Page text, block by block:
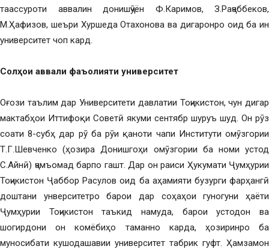
таассуроти аввалин донишҷӯён Ф.Каримов, З.Раҷаббеков,
М.Ҳафизов, шеъри Хуршеда Отахонова ва дигаронро оид ба ин
университет чоп кард.
Солҳои аввали фаъолияти университет
Оғози таълим дар Университети давлатии Тоҷикистон, чун дигар
мактабҳои Иттифоқи Советӣ якуми сентябр шуруъ шуд. Он рӯз
соати 8-субҳ дар рӯ ба рӯи қаноти чапи Институти омӯзгории
Т.Г.Шевченко (ҳозира Донишгоҳи омӯзгории ба номи устод
С.Айнӣ) ҷамъомад барпо гашт. Дар он раиси Ҳукумати Ҷумҳурии
Тоҷикистон Ҷаббор Расулов оид ба аҳамияти бузурги фарҳангӣ
доштани унверситетро барои дар соҳаҳои гуногуни ҳаёти
Ҷумҳурии Тоҷикистон таъкид намуда, барои устодон ва
шогирдони он комёбиҳо таманно карда, ҳозиринро ба
муносибати кушодашавии университет табрик гуфт. Ҳамзамон